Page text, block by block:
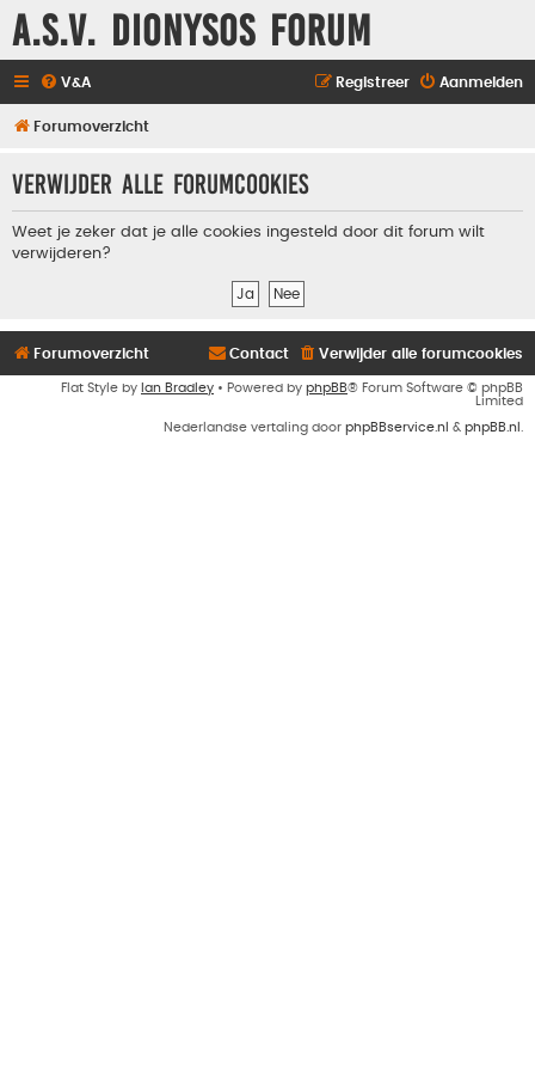
A.S.V. Dionysos Forum
V&A Aanmelden
Registreer
Forumoverzicht
Verwijder alle forumcookies
Weet je zeker dat je alle cookies ingesteld door dit forum wilt
verwijderen?
Forumoverzicht Verwijder alle forumcookies
Contact
Flat Style by Ian Bradley • Powered by phpBB® Forum Software © phpBB
Limited
Nederlandse vertaling door phpBBservice.nl & phpBB.nl